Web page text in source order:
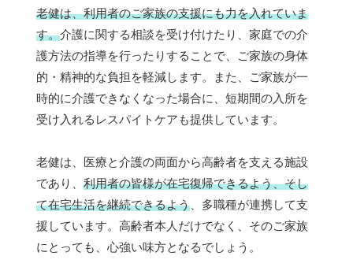
老健は、利用者のご家族の支援にも力を入れていま
す。介護に関する相談を受け付けたり、家庭での介
護方法の指導を行ったりすることで、ご家族の身体
的・精神的な負担を軽減します。また、ご家族が一
時的に介護できなくなった場合に、短期間の入所を
受け入れるレスパイトケアも提供しています。
老健は、医療と介護の両面から高齢者を支える施設
であり、 利用者の皆様が在宅復帰できるよう、そし
て在宅生活を継続できるよう 、多職種が連携して支
援しています。高齢者本人だけでなく、そのご家族
にとっても、心強い味方となるでしょう。